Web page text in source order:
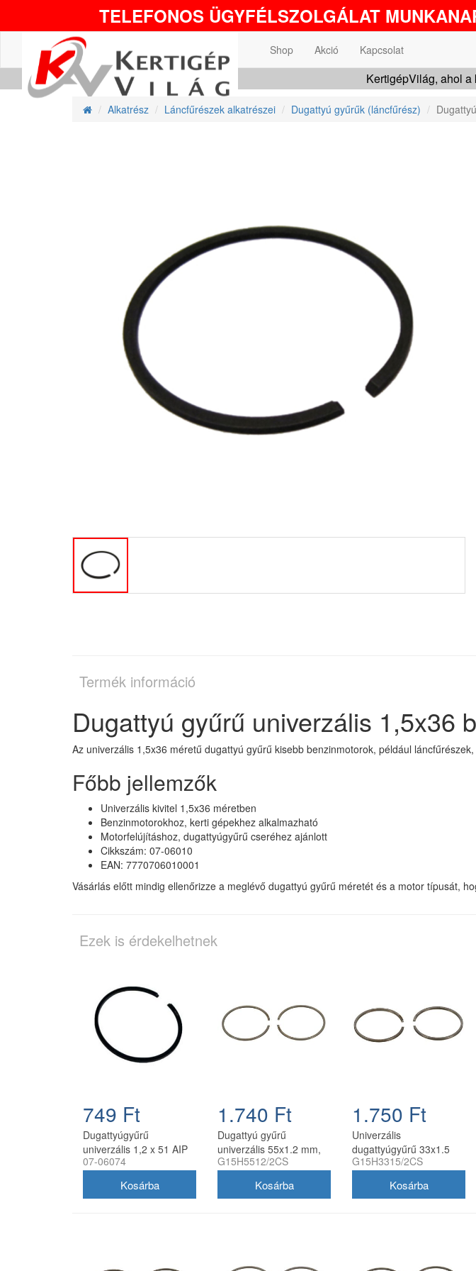
TELEFONOS ÜGYFÉLSZOLGÁLAT
Shop Akció Kapcsolat
KertigépVilág, ahol a
Alkatrész Láncfűrészek alkatrészei Dugattyú gyűrűk (láncfűrész)
Termék információ
Dugattyú gyűrű univerzális 1,5x36
Az univerzális 1,5x36 méretű dugattyú gyűrű kisebb benzinmotorok, például
Főbb jellemzők
Univerzális kivitel 1,5x36 méretben
Benzinmotorokhoz, kerti gépekhez alkalmazható
Motorfelújításhoz, dugattyúgyűrű cseréhez ajánlott
Cikkszám: 07-06010
EAN: 7770706010001
Vásárlás előtt mindig ellenőrizze a meglévő dugattyú gyűrű méretét és a motor típusát,
Ezek is érdekelhetnek
749 Ft
Dugattyúgyűrű
univerzális 1,2 x 51 AIP
07-06074
1.740 Ft
Dugattyú gyűrű
univerzális 55x1.2 mm,
oldalstiftes, 2 db/csomag
G15H5512/2CS
1.750 Ft
Univerzális
dugattyúgyűrű 33x1.5
mm oldalstiftes, 2
G15H3315/2CS